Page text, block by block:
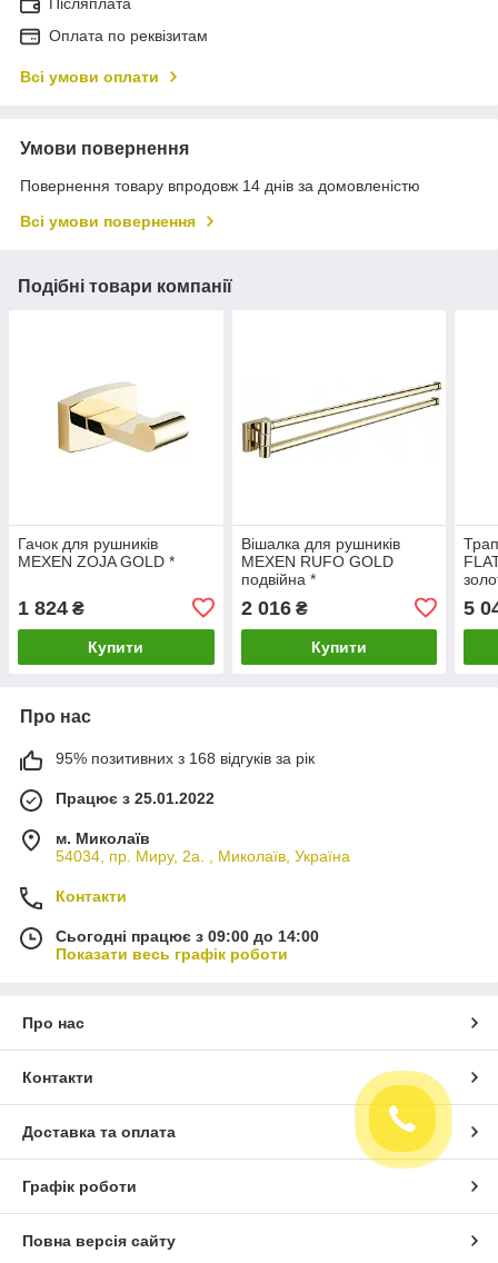
Післяплата
Оплата по реквізитам
Всі умови оплати
Умови повернення
Повернення товару впродовж 14 днів за домовленістю
Всі умови повернення
Подібні товари компанії
Гачок для рушників
MEXEN ZOJA GOLD *
1 824 ₴
Купити
Вішалка для рушників
MEXEN RUFO GOLD
подвійна *
2 016₴
Купити
5
Про нас
95% позитивних з 168 відгуків за рік
Працює з 25.01.2022
м. Миколаїв
54034, пр. Миру, 2а. , Миколаїв, Україна
Контакти
Сьогодні працює з 09:00 до 14:00
Показати весь графік роботи
Про нас
Контакти
Доставка та оплата
Графік роботи
Повна версія сайту